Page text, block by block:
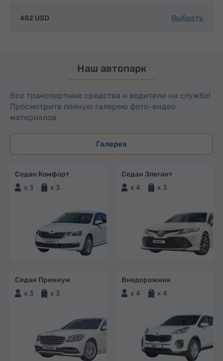
482 USD Выбрать
Наш автопарк
Все транспортные средства и водители на службе!
Просмотрите полную галерею фото-видео
материалов
Галерея
Седан Комфорт
x 3
x 3
Седан Элегант
x 4
x 3
Седан Премиум
x 3
x 3
Внедорожник
x 4
x 4